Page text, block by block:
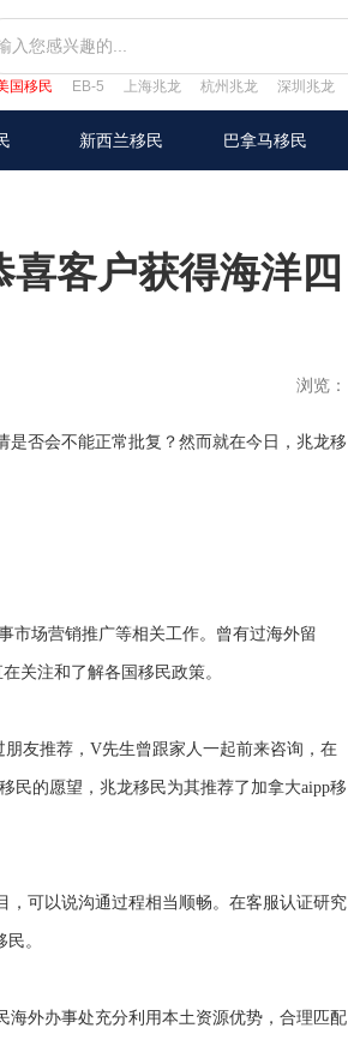
国移民 EB-5 上海兆龙 杭州兆龙 深圳兆龙
新西兰移民 巴拿马移民
客户获得海洋四
浏览：
否会不能正常批复？然而就在今日，兆龙移
场营销推广等相关工作。曾有过海外留
关注和了解各国移民政策。
友推荐，V先生曾跟家人一起前来咨询，在
民的愿望，兆龙移民为其推荐了加拿大aipp移
可以说沟通过程相当顺畅。在客服认证研究
。
外办事处充分利用本土资源优势，合理匹配